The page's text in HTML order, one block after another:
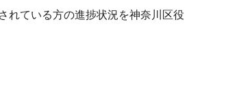
れている方の進捗状況を神奈川区役